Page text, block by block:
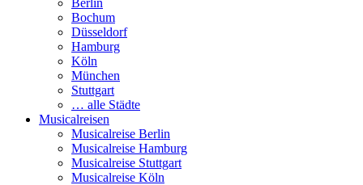
Berlin
Bochum
Düsseldorf
Hamburg
Köln
München
Stuttgart
… alle Städte
Musicalreisen
Musicalreise Berlin
Musicalreise Hamburg
Musicalreise Stuttgart
Musicalreise Köln